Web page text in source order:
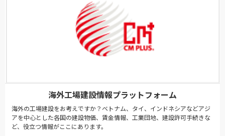
海外工場建設情報プラットフォーム
海外の工場建設をお考えですか？ベトナム、タイ、インドネシアなどアジ
アを中心とした各国の建設物価、賃金情報、工業団地、建設許可手続きな
ど、役立つ情報がここにあります。